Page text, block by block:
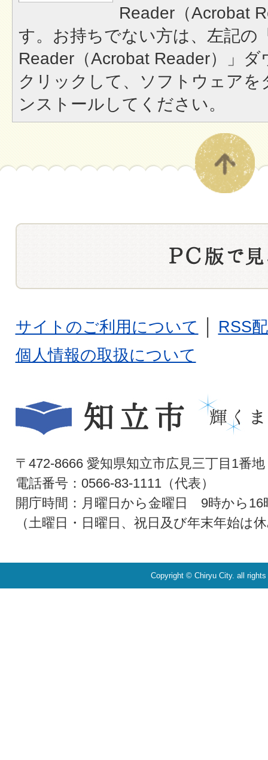
Reader（Acrobat
す。お持ちでない方は、左記の
Reader（Acrobat Reader）」
クリックして、ソフトウェア
ンストールしてください。
サイトのご利用について
RSS
個人情報の取扱について
〒472-8666 愛知県知立市広見三丁目1番地
電話番号：0566-83-1111（代表）
開庁時間：月曜日から金曜日 9時から16
（土曜日・日曜日、祝日及び年末年始は
Copyright © Chiryu City. all rights